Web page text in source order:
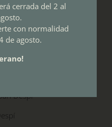
Joan Despí
Despí
Despí
Despí
cerrada del 2 al
con normalidad
de agosto.